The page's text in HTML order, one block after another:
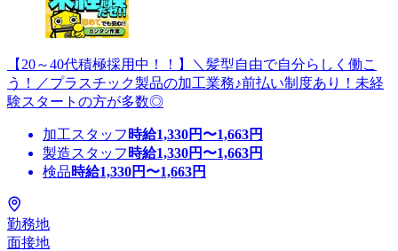
【20～40代積極採用中！！】＼髪型自由で自分らしく働こ
う！／プラスチック製品の加工業務♪前払い制度あり！未経
験スタートの方が多数◎
加工スタッフ 時給1,330円〜1,663円
製造スタッフ 時給1,330円〜1,663円
検品時給1,330円〜1,663円
勤務地
面接地